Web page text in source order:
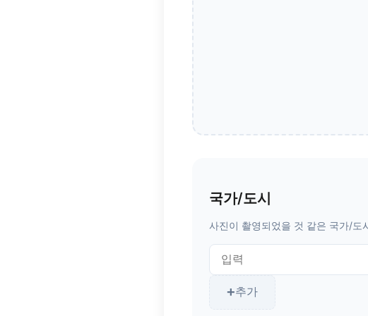
국가/도시
사진이 촬영되었을 것 같은 국가/도
추가